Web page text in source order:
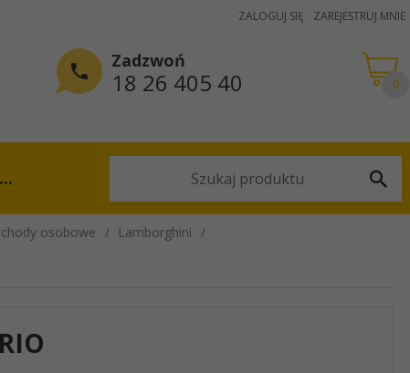
ZALOGUJ SIĘ ZAREJESTRUJ MNIE
Zadzwoń
18 26 405 40 0
...
osobowe Lamborghini